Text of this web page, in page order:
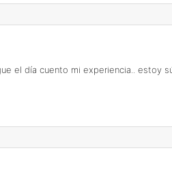
el día cuento mi experiencia.. estoy